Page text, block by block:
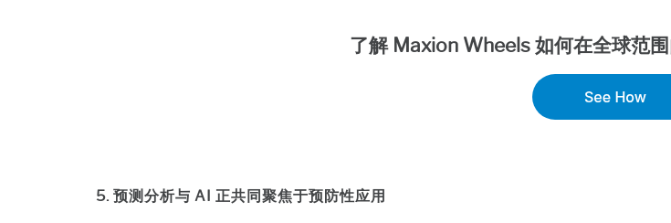
了解 Maxion Wheels 如何在全球范围
5. 预测分析与 AI 正共同聚焦于预防性应用